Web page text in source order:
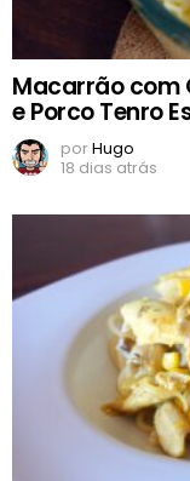
Macarrão com
e Porco Tenro
porHugo
18 dias atrás